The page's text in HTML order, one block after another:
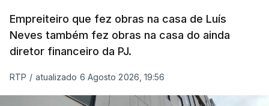
Empreiteiro que fez obras na casa de Luís
Neves também fez obras na casa do ainda
diretor financeiro da PJ.
RTP / atualizado 6 Agosto 2026, 19:56